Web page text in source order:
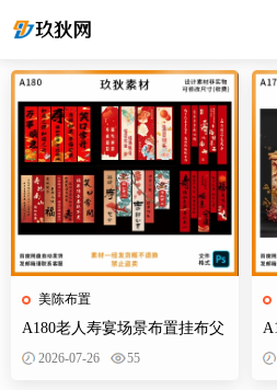
美陈布置
A180老人寿宴场景布置挂布父
母生日装饰寿星60岁帆布条酒
2026-07-26 55